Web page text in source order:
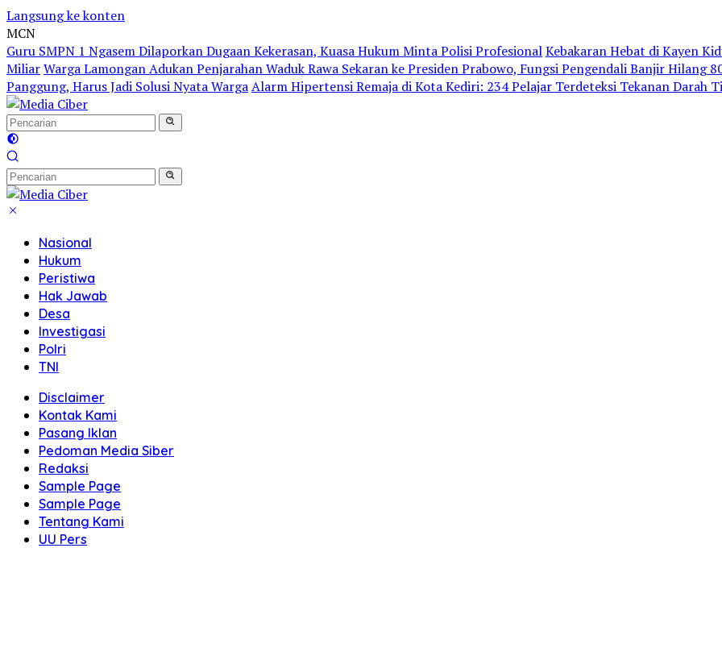
Langsung ke konten
MCN
Guru SMPN 1 Ngasem Dilaporkan Dugaan Kekerasan, Kuasa Hukum Minta Polisi ProfesionalKebakaran Hebat di Kayen
MiliarWarga Lamongan Adukan Penjarahan Waduk Rawa Sekaran ke Presiden Prabowo, Fungsi Pengendali Banjir Hilang
Panggung, Harus Jadi Solusi Nyata WargaAlarm Hipertensi Remaja di Kota Kediri: 234 Pelajar Terdeteksi Tekanan Darah
Nasional
Hukum
Peristiwa
Hak Jawab
Desa
Investigasi
Polri
TNI
Disclaimer
Kontak Kami
Pasang Iklan
Pedoman Media Siber
Redaksi
Sample Page
Sample Page
Tentang Kami
UU Pers